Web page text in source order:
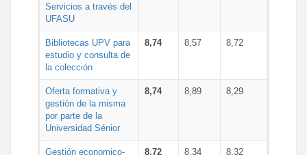
Servicios a través del
UFASU
Bibliotecas UPV para
estudio y consulta de
la colección
8,74 8,57 8,72
Oferta formativa y
gestión de la misma
por parte de la
Universidad Sénior
8,74 8,89 8,29
Gestión economico- 8,72 8,34 8,32